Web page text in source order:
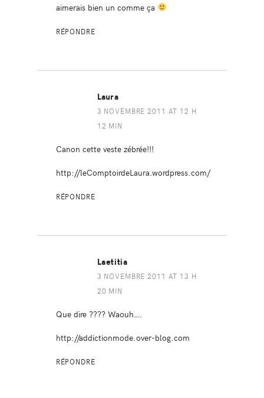
aimerais bien un comme ça
RÉPONDRE
Laura
3 NOVEMBRE 2011 AT 12 H
12 MIN
Canon cette veste zébrée!!!
http://leComptoirdeLaura.wordpress.com/
RÉPONDRE
Laetitia
3 NOVEMBRE 2011 AT 13 H
20 MIN
Que dire ???? Waouh….
http://addictionmode.over-blog.com
RÉPONDRE